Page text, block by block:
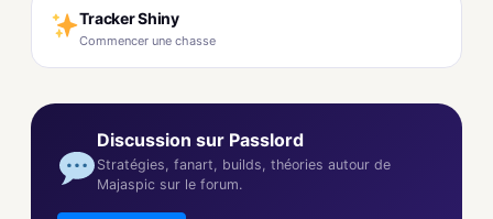
Tracker Shiny
Commencer une chasse
Discussion sur Passlord
Stratégies, fanart, builds, théories autour de
Majaspic sur le forum.